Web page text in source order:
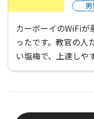
男
カーボーイのWiFi
ったです。教官の人
い塩梅で、上達しや